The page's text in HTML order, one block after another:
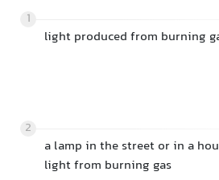
1
light produced from burning
2
a lamp in the street or in a
light from burning gas